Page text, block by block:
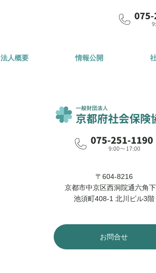
法人概要 情報公開
〒604-8216
京都市中京区西洞院通六角
池須町408-1 北川ビル3階
お問合せ